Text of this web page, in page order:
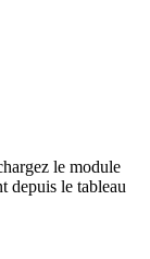
le module
depuis le tableau